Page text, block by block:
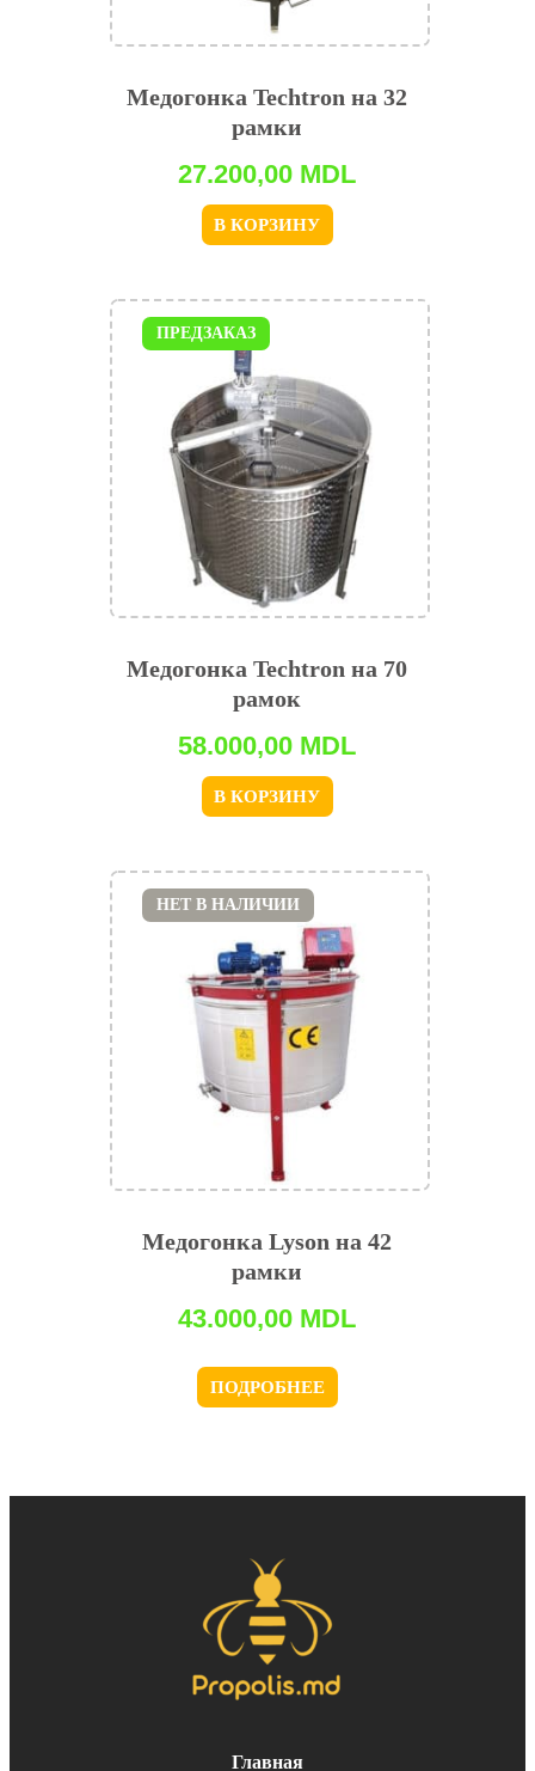
Медогонка Techtron на 32
рамки
27.200,00 MDL
В КОРЗИНУ
Медогонка Techtron на 70
рамок
58.000,00 MDL
В КОРЗИНУ
ПРЕДЗАКАЗ
Медогонка Lyson на 42
рамки
43.000,00 MDL
ПОДРОБНЕЕ
НЕТ В НАЛИЧИИ
Главная